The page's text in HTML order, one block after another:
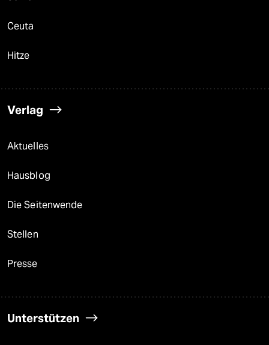
Ceuta
Hitze
Verlag
Aktuelles
Hausblog
Die Seitenwende
Stellen
Presse
Unterstützen